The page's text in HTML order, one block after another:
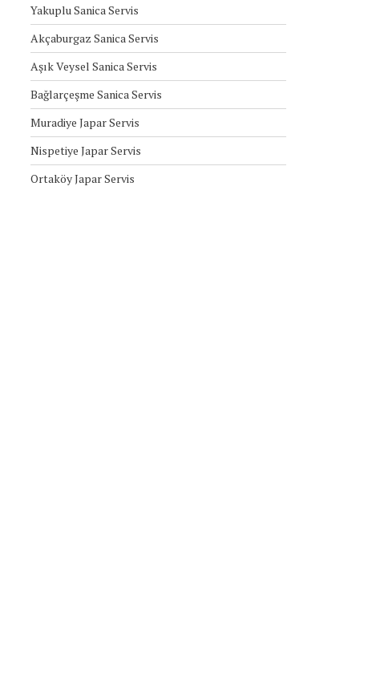
Yakuplu Sanica Servis
Akçaburgaz Sanica Servis
Aşık Veysel Sanica Servis
Bağlarçeşme Sanica Servis
Muradiye Japar Servis
Nispetiye Japar Servis
Ortaköy Japar Servis